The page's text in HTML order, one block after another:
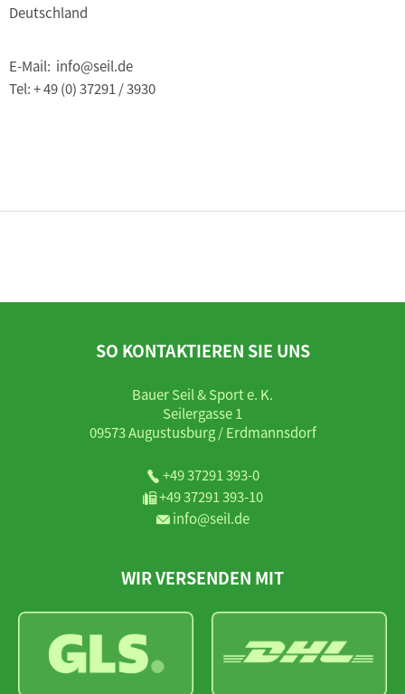
Deutschland
E-Mail: info@seil.de
Tel: + 49 (0) 37291 / 3930
SO KONTAKTIEREN SIE UNS
Bauer Seil & Sport e. K.
Seilergasse 1
09573 Augustusburg / Erdmannsdorf
+49 37291 393-0
+49 37291 393-10
info@seil.de
WIR VERSENDEN MIT